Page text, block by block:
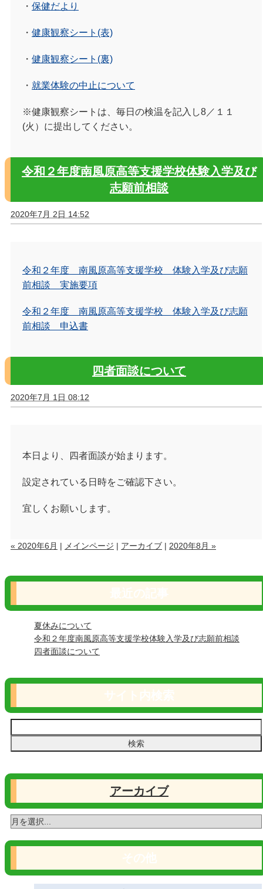
・ 保健だより
・ 健康観察シート(表)
・ 健康観察シート(裏)
・ 就業体験の中止について
※健康観察シートは、毎日の検温を記入し8／１１
(火）に提出してください。
令和２年度南風原高等支援学校体験入学及び
志願前相談
2020年7月 2日 14:52
令和２年度 南風原高等支援学校 体験入学及び志願
前相談 実施要項
令和２年度 南風原高等支援学校 体験入学及び志願
前相談 申込書
四者面談について
2020年7月 1日 08:12
本日より、四者面談が始まります。
設定されている日時をご確認下さい。
宜しくお願いします。
« 2020年6月 | メインページ | アーカイブ | 2020年8月 »
夏休みについて
令和２年度南風原高等支援学校体験入学及び志願前相談
四者面談について
アーカイブ